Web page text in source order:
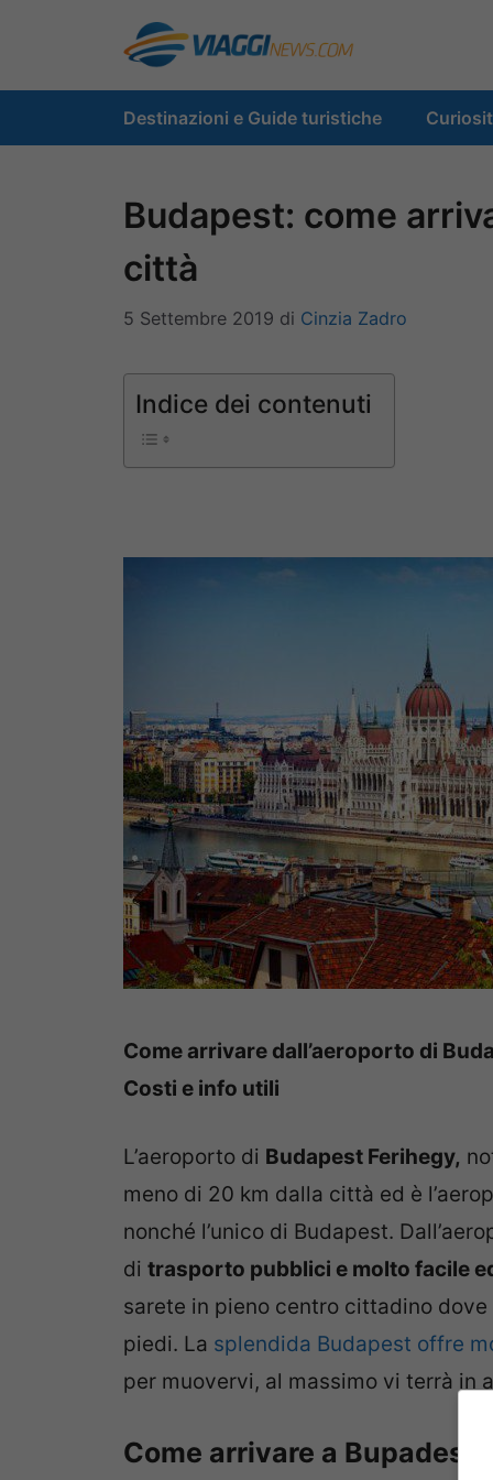
contenuto
Destinazioni e Guide turistiche
Budapest: come
città
5 Settembre 2019 di Cinzia Zadro
Indice dei contenuti
Come arrivare dall’aeroporto di
Costi e info utili
L’aeroporto di Budapest Ferihegy,
meno di 20 km dalla città ed è
nonché l’unico di Budapest.
di trasporto pubblici e molto facile
sarete in pieno centro cittadino
piedi. La splendida Budapest offre
per muovervi, al massimo vi terrà in
Come arrivare a Bupadest